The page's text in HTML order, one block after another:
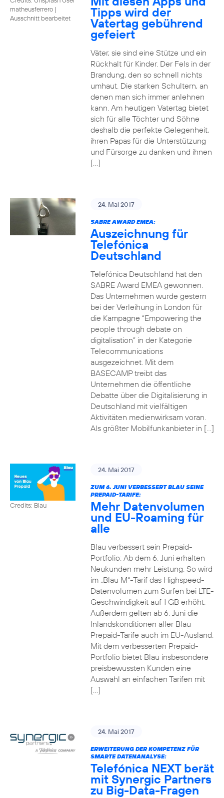
matheusferrero |
Ausschnitt bearbeitet
Tipps wird der
Vatertag gebührend
gefeiert
Väter, sie sind eine Stütze und ein
Rückhalt für Kinder. Der Fels in der
Brandung, den so schnell nichts
umhaut. Die starken Schultern, an
denen man sich immer anlehnen
kann. Am heutigen Vatertag bietet
sich für alle Töchter und Söhne
deshalb die perfekte Gelegenheit,
ihren Papas für die Unterstützung
und Fürsorge zu danken und ihnen
[…]
24. Mai 2017
SABRE AWARD EMEA:
Auszeichnung für
Telefónica
Deutschland
Telefónica Deutschland hat den
SABRE Award EMEA gewonnen.
Das Unternehmen wurde gestern
bei der Verleihung in London für
die Kampagne “Empowering the
people through debate on
digitalisation” in der Kategorie
Telecommunications
ausgezeichnet. Mit dem
BASECAMP treibt das
Unternehmen die öffentliche
Debatte über die Digitalisierung in
Deutschland mit vielfältigen
Aktivitäten medienwirksam voran.
Als größter Mobilfunkanbieter in […]
Credits: Blau
24. Mai 2017
ZUM 6. JUNI VERBESSERT BLAU SEINE
PREPAID-TARIFE:
Mehr Datenvolumen
und EU-Roaming für
alle
Blau verbessert sein Prepaid-
Portfolio: Ab dem 6. Juni erhalten
Neukunden mehr Leistung. So wird
im „Blau M“-Tarif das Highspeed-
Datenvolumen zum Surfen bei LTE-
Geschwindigkeit auf 1 GB erhöht.
Außerdem gelten ab 6. Juni die
Inlandskonditionen aller Blau
Prepaid-Tarife auch im EU-Ausland.
Mit dem verbesserten Prepaid-
Portfolio bietet Blau insbesondere
preisbewussten Kunden eine
Auswahl an einfachen Tarifen mit
[…]
24. Mai 2017
ERWEITERUNG DER KOMPETENZ FÜR
SMARTE DATENANALYSE:
Telefónica NEXT berät
mit Synergic Partners
zu Big-Data-Fragen